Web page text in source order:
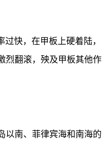
快，在甲板上硬着陆，
烈翻滚，殃及甲板其他作
以南、菲律宾海和南海的